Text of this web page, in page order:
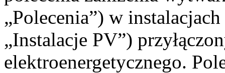
„Polecenia”) w
„Instalacje PV”)
elektroenergetycznego.